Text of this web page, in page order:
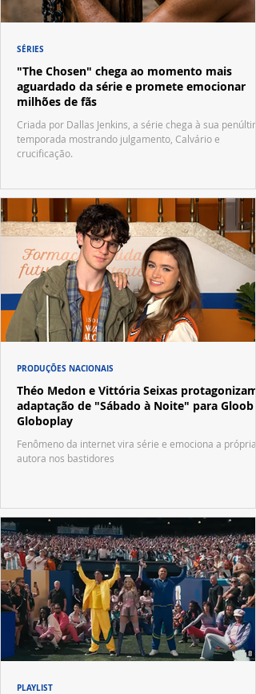
"The Chosen" chega ao momento mais
aguardado da série e promete emocionar
milhões de fãs
Criada por Dallas Jenkins, a série chega à sua
temporada mostrando julgamento, Calvário e
crucificação.
SÉRIES
Théo Medon e Vittória Seixas protagonizam
adaptação de "Sábado à Noite" para Gloob e
Globoplay
Fenômeno da internet vira série e emociona a própria
autora nos bastidores
PRODUÇÕES NACIONAIS
PLAYLIST